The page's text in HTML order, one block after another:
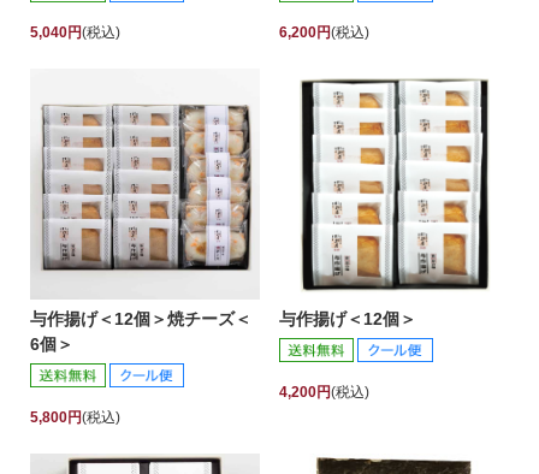
5,040円(税込) 6,200円(税込)
与作揚げ＜12個＞焼チーズ＜
6個＞
5,800円(税込)
与作揚げ＜12個＞
4,200円(税込)